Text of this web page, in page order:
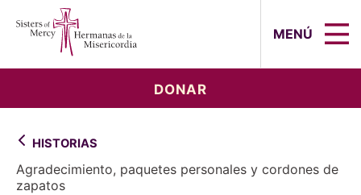
MENÚ
DONAR
HISTORIAS
Agradecimiento, paquetes personales y cordones de
zapatos